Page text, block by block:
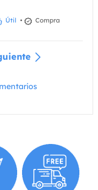
Útil •
Compra